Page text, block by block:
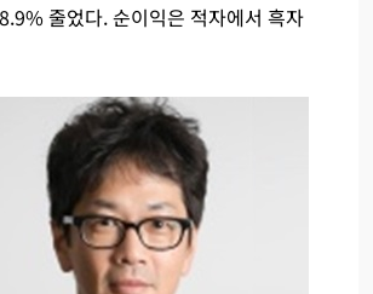
줄었다. 순이익은 적자에서 흑자